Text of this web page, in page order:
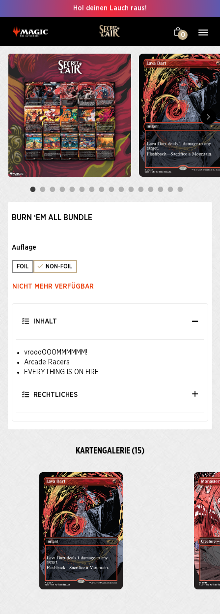
Hol deinen Lauch raus!
0
BURN ‘EM ALL BUNDLE
Auflage
FOIL NON-FOIL
NICHT MEHR VERFÜGBAR
INHALT
vroooOOOMMMMMM!
Arcade Racers
EVERYTHING IS ON FIRE
RECHTLICHES
KARTENGALERIE (15)